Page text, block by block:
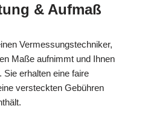
& Aufmaß
Vermessungstechniker,
Maße aufnimmt und Ihnen
Sie erhalten eine faire
versteckten Gebühren